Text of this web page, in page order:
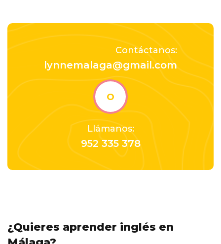
Contáctanos:
lynnemalaga@gmail.com
o
Llámanos:
952 335 378
¿Quieres aprender inglés en